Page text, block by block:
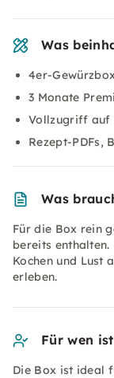
Was
4er-
3 Monate
Vollzugriff auf
Rezept-PDFs,
Was
Für die Box rein
bereits enthalten.
Kochen und Lust
erleben.
Für wen
Die Box ist ideal